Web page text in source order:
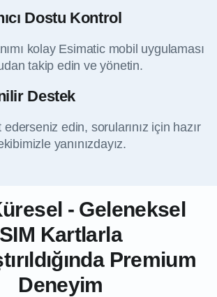
Dostu Kontrol
kolay Esimatic mobil uygulaması
takip edin ve yönetin.
Destek
edin, sorularınız için hazır
yanınızdayız.
- Geleneksel
SIM Kartlarla
Premium
Deneyim